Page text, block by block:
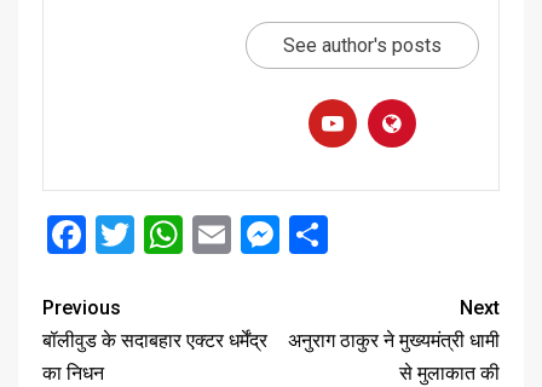
See author's posts
Facebook
Twitter
WhatsApp
EmailMessenger
Previous
बॉलीवुड के सदाबहार एक्टर धर्मेंद्र
का निधन
Next
अनुराग ठाकुर ने मुख्यमंत्री धामी
से मुलाकात की